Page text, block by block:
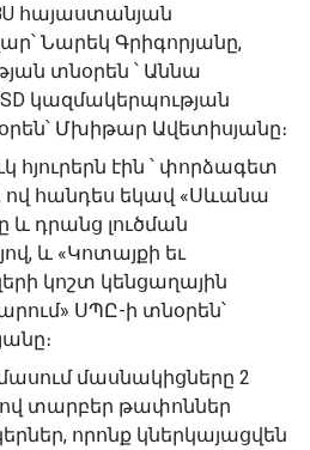
հայաստանյան
Նարեկ Գրիգորյանը,
տնօրեն ՝ Աննա
կազմակերպության
Մխիթար Ավետիսյանը։
էին ՝ փորձագետ
ով հանդես եկավ «Սևանա
և դրանց լուծման
և «Կոտայքի եւ
կոշտ կենցաղային
ՍՊԸ-ի տնօրեն՝
մասում մասնակիցները 2
տարբեր թափոններ
որոնք կներկայացվեն